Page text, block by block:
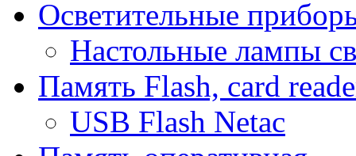
Осветительные
Настольные лампы
Память Flash, card
USB Flash Netac